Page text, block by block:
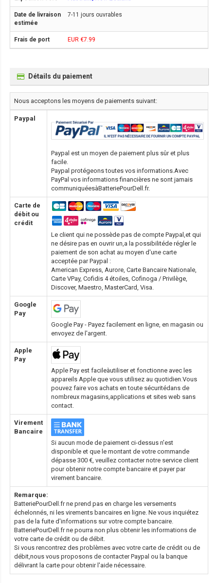
7-11 jours ouvrables
EUR €7.99
Détails du paiement
Nous acceptons les moyens de paiements suivant:
Paypal
Paypal est un moyen de paiement plus sûr et plus
facile.
Paypal protégeons toutes vos informations.Avec
PayPal vos informations financières ne sont jamais
communiquéesàBatteriePourDell.fr.
Carte de
débit ou
crédit
Le client qui ne possède pas de compte Paypal,et qui
ne désire pas en ouvrir un,a la possibilitéde régler le
paiement de son achat au moyen d'une carte
acceptée par Paypal :
American Express, Aurore, Carte Bancaire Nationale,
Carte VPay, Cofidis 4 étoiles, Cofinoga / Privilège,
Discover, Maestro, MasterCard, Visa.
Google
Pay
Google Pay - Payez facilement en ligne, en magasin ou
envoyez de l'argent.
Apple
Pay
Apple Pay est facileàutiliser et fonctionne avec les
appareils Apple que vous utilisez au quotidien.Vous
pouvez faire vos achats en toute sécuritédans de
nombreux magasins,applications et sites web sans
contact.
Virement
Bancaire
Si aucun mode de paiement ci-dessus n'est
disponible et que le montant de votre commande
dépasse 300 €, veuillez contacter notre service client
pour obtenir notre compte bancaire et payer par
virement bancaire.
Remarque:
BatteriePourDell.fr ne prend pas en charge les versements
échelonnés, ni les virements bancaires en ligne. Ne vous inquiétez
pas de la fuite d'informations sur votre compte bancaire.
BatteriePourDell.fr ne pourra non plus obtenir les informations de
votre carte de crédit ou de débit.
Si vous rencontrez des problèmes avec votre carte de crédit ou de
débit,nous vous proposons de contacter Paypal ou la banque
délivrant la carte pour obtenir l'aide nécessaire.